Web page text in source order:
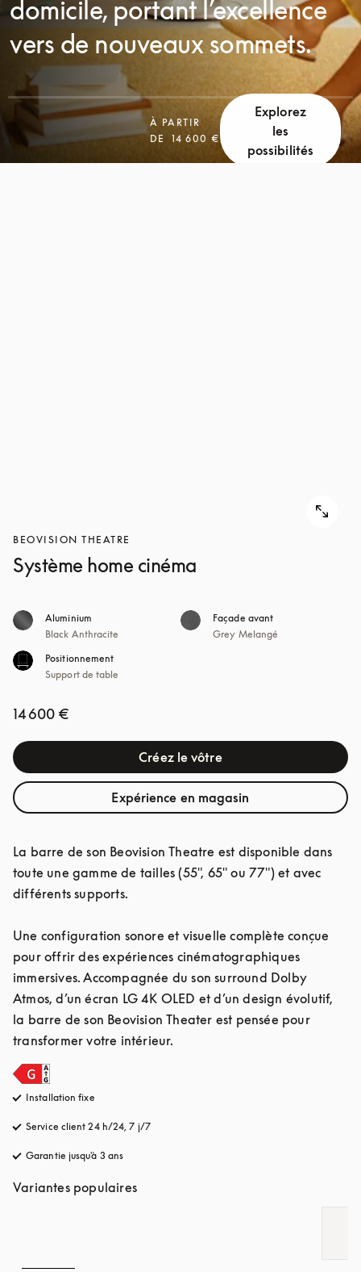
domicile, portant l’excellence
vers de nouveaux sommets.
À PARTIR
DE
14 600 €
Explorez
les
possibilités
BEOVISION THEATRE
Système home cinéma
Aluminium
Black Anthracite
Façade avant
Grey Melangé
Positionnement
Support de table
14 600 €
Créez le vôtre
Expérience en magasin
La barre de son Beovision Theatre est disponible dans
toute une gamme de tailles (55", 65" ou 77") et avec
différents supports.
Une configuration sonore et visuelle complète conçue
pour offrir des expériences cinématographiques
immersives. Accompagnée du son surround Dolby
Atmos, d’un écran LG 4K OLED et d’un design évolutif,
la barre de son Beovision Theater est pensée pour
transformer votre intérieur.
Installation fixe
Service client 24 h/24, 7 j/7s’ouvre dans un nouvel onglet
Garantie jusqu'à 3 ans
Variantes populaires